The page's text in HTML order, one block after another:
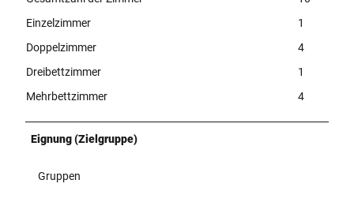
Einzelzimmer
1
Doppelzimmer
4
Dreibettzimmer
1
Mehrbettzimmer
4
Eignung (Zielgruppe)
Gruppen